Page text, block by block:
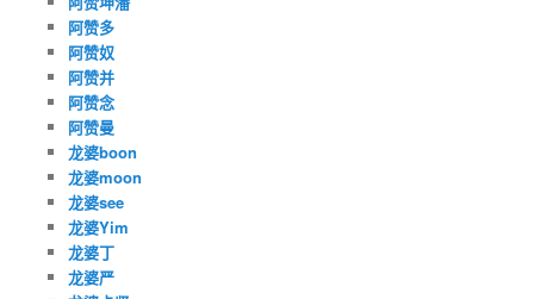
阿赞多
阿赞奴
阿赞并
阿赞念
阿赞曼
龙婆boon
龙婆moon
龙婆see
龙婆Yim
龙婆丁
龙婆严